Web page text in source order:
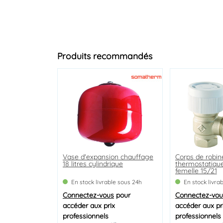
Produits recommandés
Vase d'expansion chauffage
18 litres cylindrique
En stock livrable sous 24h
Connectez-vous pour
accéder aux prix
professionnels
Corps de
femelle 15/21
En stock
Connectez-
accéder aux
professionnels
Coude de réglage à visser
femelle 15/21
En stock livrable sous 24h
Connectez-vous pour
accéder aux prix
professionnels
Coude de
femelle 15/21
En stock
Connectez-
accéder aux
professionnels
Robinet de vidange laiton
brut M15/21 à boisseau et
presse étouppe
En stock livrable sous 24h
Connectez-vous pour
accéder aux prix
professionnels
Mini filtre
chauffe eau
En stock
Connectez-
accéder aux
professionnels